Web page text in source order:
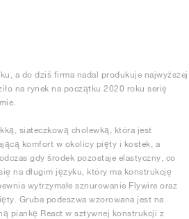
a do dziś firma nadal produkuje najwyższej
na rynek na początku 2020 roku serię
siateczkową cholewką, która jest
komfort w okolicy pięty i kostek, a
gdy środek pozostaje elastyczny, co
na długim języku, który ma konstrukcję
wytrzymałe sznurowanie Flywire oraz
Gruba podeszwa wzorowana jest na
piankę React w sztywnej konstrukcji z